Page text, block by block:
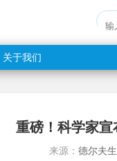
关于我们
重磅！科学家宣
来源： 德尔夫